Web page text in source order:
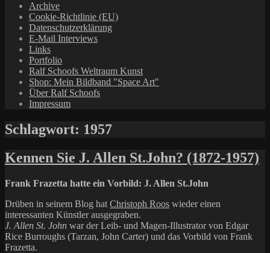
Archive
Cookie-Richtlinie (EU)
Datenschutzerklärung
E-Mail Interviews
Links
Portfolio
Ralf Schoofs Weltraum Kunst
Shop: Mein Bildband "Space Art"
Über Ralf Schoofs
Impressum
Schlagwort: 1957
Kennen Sie J. Allen St.John? (1872-1957)
Frank Frazetta hatte ein Vorbild: J. Allen St.John
Drüben in seinem Blog hat Christoph Roos wieder einen
interessanten Künstler ausgegraben.
J. Allen St. John war der Leib- und Magen-Illustrator von Edgar
Rice Burroughs (Tarzan, John Carter) und das Vorbild von Frank
Frazetta.